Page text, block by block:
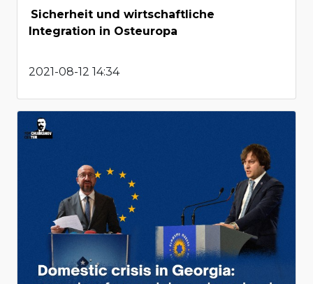
Sicherheit und wirtschaftliche
Integration in Osteuropa
2021-08-12 14:34